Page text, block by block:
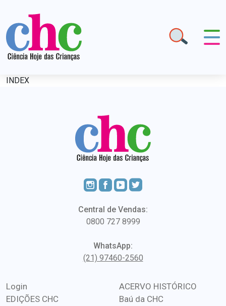
INDEX
Central de Vendas:
0800 727 8999
WhatsApp:
(21) 97460-2560
Login
EDIÇÕES CHC
ACERVO HISTÓRICO
Baú da CHC